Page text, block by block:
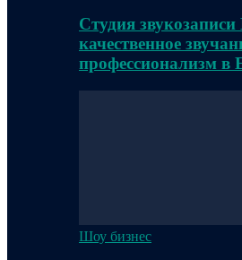
Студия
качественное
профессионализм в
Шоу бизнес